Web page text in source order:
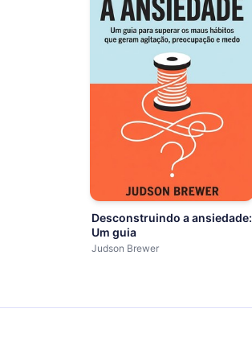
Desconstruindo a ansiedade:
Um guia
Judson Brewer